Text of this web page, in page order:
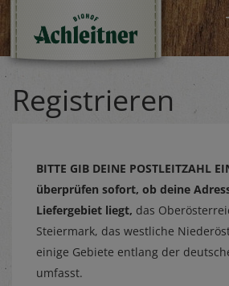
Registrieren
BITTE GIB DEINE POSTLEITZAHL
überprüfen sofort, ob deine
Liefergebiet liegt, das
Steiermark, das westliche
einige Gebiete entlang der
umfasst.